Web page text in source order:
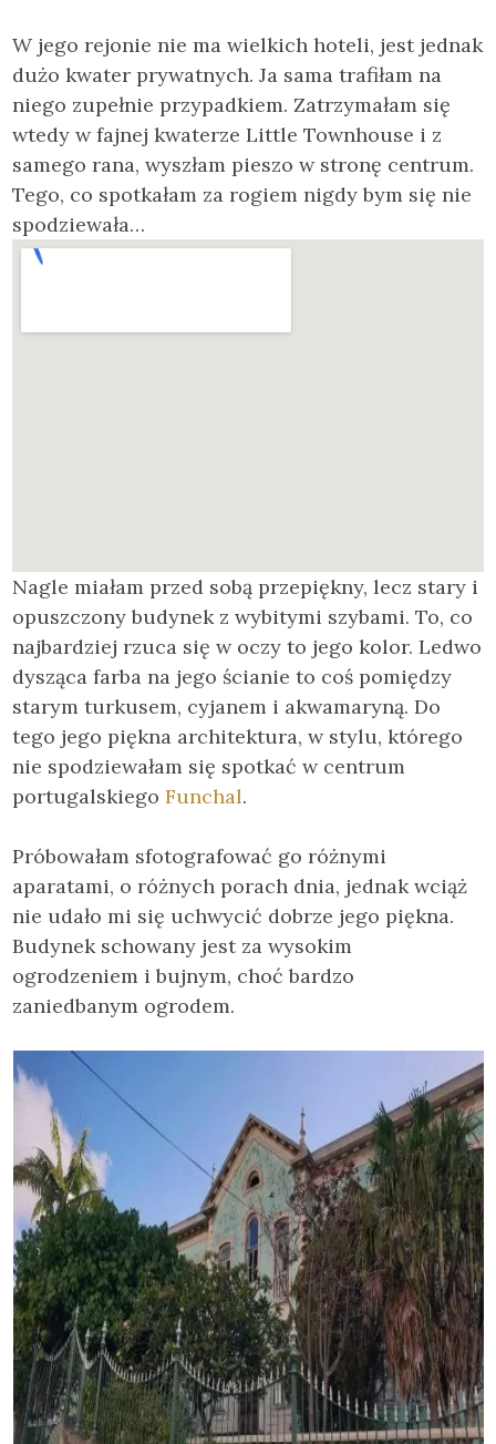
W jego rejonie nie ma wielkich hoteli, jest jednak
dużo kwater prywatnych. Ja sama trafiłam na
niego zupełnie przypadkiem. Zatrzymałam się
wtedy w fajnej kwaterze Little Townhouse i z
samego rana, wyszłam pieszo w stronę centrum.
Tego, co spotkałam za rogiem nigdy bym się nie
spodziewała…
Nagle miałam przed sobą przepiękny, lecz stary i
opuszczony budynek z wybitymi szybami. To, co
najbardziej rzuca się w oczy to jego kolor. Ledwo
dysząca farba na jego ścianie to coś pomiędzy
starym turkusem, cyjanem i akwamaryną. Do
tego jego piękna architektura, w stylu, którego
nie spodziewałam się spotkać w centrum
portugalskiegoFunchal.
Próbowałam sfotografować go różnymi
aparatami, o różnych porach dnia, jednak wciąż
nie udało mi się uchwycić dobrze jego piękna.
Budynek schowany jest za wysokim
ogrodzeniem i bujnym, choć bardzo
zaniedbanym ogrodem.